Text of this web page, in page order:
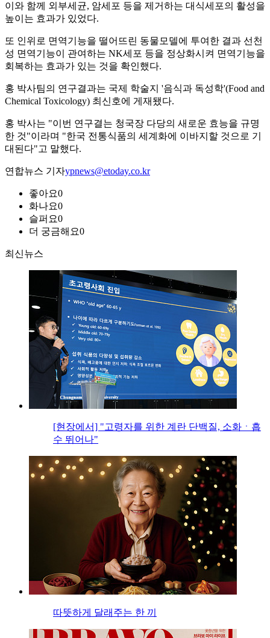
이와 함께 외부세균, 암세포 등을 제거하는 대식세포의 활성을
높이는 효과가 있었다.
또 인위로 면역기능을 떨어뜨린 동물모델에 투여한 결과 선천
성 면역기능이 관여하는 NK세포 등을 정상화시켜 면역기능을
회복하는 효과가 있는 것을 확인했다.
홍 박사팀의 연구결과는 국제 학술지 '음식과 독성학'(Food and
Chemical Toxicology) 최신호에 게재됐다.
홍 박사는 "이번 연구결는 청국장 다당의 새로운 효능을 규명
한 것"이라며 "한국 전통식품의 세계화에 이바지할 것으로 기
대된다"고 말했다.
연합뉴스 기자ypnews@etoday.co.kr
좋아요0
화나요0
슬퍼요0
더 궁금해요0
최신뉴스
[현장에서] "고령자를 위한 계란 단백질, 소화ㆍ흡
수 뛰어나"
따뜻하게 달래주는 한 끼